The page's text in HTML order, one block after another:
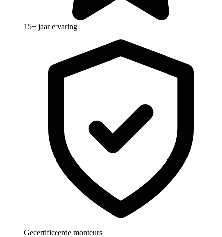
15+ jaar ervaring
Gecertificeerde monteurs